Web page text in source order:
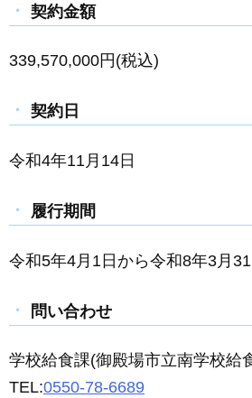
契約金額
339,570,000円(税込)
契約日
令和4年11月14日
履行期間
令和5年4月1日から令和8年3月
問い合わせ
学校給食課(御殿場市立南学校給
TEL:0550-78-6689